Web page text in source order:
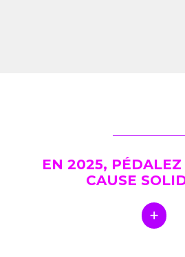
EN 2025,
CAUSE